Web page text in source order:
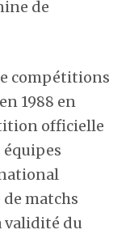
de
compétitions
1988 en
officielle
matchs
validité du